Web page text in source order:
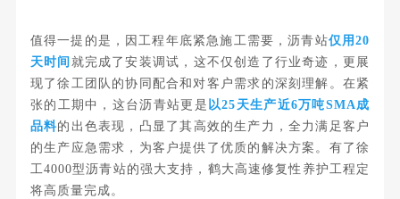
值得一提的是，因工程年底紧急施工需要，沥青站仅用20
天时间 就完成了安装调试，这不仅创造了行业奇迹，更展
现了徐工团队的协同配合和对客户需求的深刻理解。在紧
张的工期中，这台沥青站更是 以25天生产近6万吨SMA成
品料的出色表现，凸显了其高效的生产力，全力满足客户
的生产应急需求，为客户提供了优质的解决方案。有了徐
工4000型沥青站的强大支持，鹤大高速修复性养护工程定
将高质量完成。